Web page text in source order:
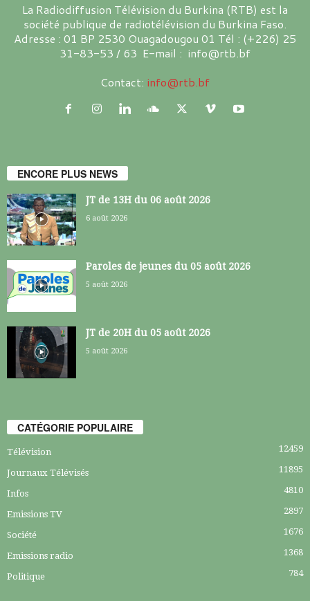
La Radiodiffusion Télévision du Burkina (RTB) est la
société publique de radiotélévision du Burkina Faso.
Adresse : 01 BP 2530 Ouagadougou 01 Tél : (+226) 25
31-83-53 / 63 E-mail : info@rtb.bf
Contact: info@rtb.bf
ENCORE PLUS NEWS
JT de 13H du 06 août 2026
6 août 2026
Paroles de jeunes du 05 août 2026
5 août 2026
JT de 20H du 05 août 2026
5 août 2026
CATÉGORIE POPULAIRE
Télévision 12459
Journaux Télévisés 11895
Infos 4810
Emissions TV 2897
Société 1676
Emissions radio 1368
Politique 784